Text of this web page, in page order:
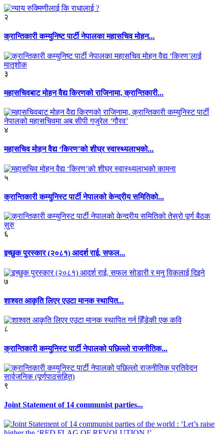
२
क्रान्तिकारी कम्युनिष्ट पार्टी नेपालका महासचिव मोहन...
३
महासचिवबाट मोहन वैद्य किरणको राजिनामा, क्रान्तिकारी...
४
महासचिव मोहन वैद्य ‘किरण’को शीघ्र स्वास्थ्यलाभको...
५
क्रान्तिकारी कम्युनिस्ट पार्टी नेपालको केन्द्रीय समितिको...
६
इच्छुक पुरस्कार (२०८१) आदर्श राई, सफल...
७
शाश्वत आकृति लिएर एउटा मानक स्थापित...
८
क्रान्तिकारी कम्युनिस्ट पार्टी नेपालको पछिल्लो राजनीतिक...
९
Joint Statement of 14 communist parties...